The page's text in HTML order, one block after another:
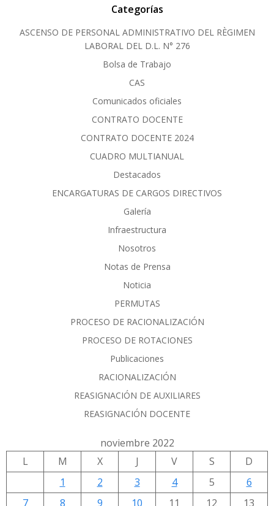
Categorías
ASCENSO DE PERSONAL ADMINISTRATIVO DEL RÈGIMEN
LABORAL DEL D.L. N° 276
Bolsa de Trabajo
CAS
Comunicados oficiales
CONTRATO DOCENTE
CONTRATO DOCENTE 2024
CUADRO MULTIANUAL
Destacados
ENCARGATURAS DE CARGOS DIRECTIVOS
Galería
Infraestructura
Nosotros
Notas de Prensa
Noticia
PERMUTAS
PROCESO DE RACIONALIZACIÓN
PROCESO DE ROTACIONES
Publicaciones
RACIONALIZACIÓN
REASIGNACIÓN DE AUXILIARES
REASIGNACIÓN DOCENTE
noviembre 2022
L
M X J V S
D
1
2 3 4 5
6
7
8 9 10 11 12 13